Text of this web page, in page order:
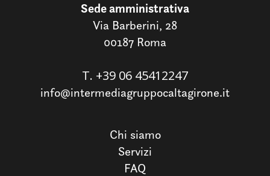
Sede amministrativa
Via Barberini, 28
00187 Roma
T. +39 06 45412247
info@intermediagruppocaltagirone.it
Chi siamo
Servizi
FAQ